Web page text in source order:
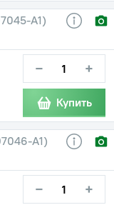
А1)
− +
Купить
А1)
− +